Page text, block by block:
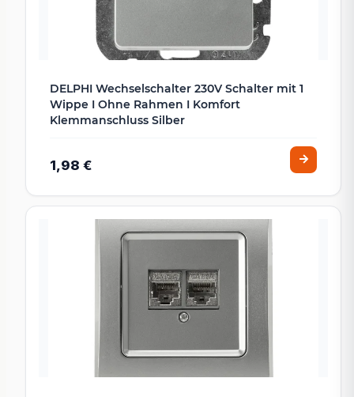
DELPHI Wechselschalter 230V Schalter mit 1
Wippe I Ohne Rahmen I Komfort
Klemmanschluss Silber
1,98 €